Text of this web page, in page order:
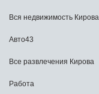
Вся недвижимость Кирова
Авто43
Все развлечения Кирова
Работа